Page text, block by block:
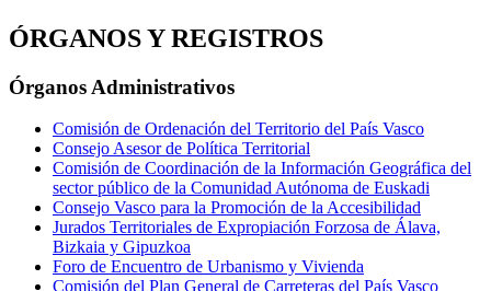
ÓRGANOS Y REGISTROS
Órganos Administrativos
Comisión de Ordenación del Territorio del País Vasco
Consejo Asesor de Política Territorial
Comisión de Coordinación de la Información Geográfica del
sector público de la Comunidad Autónoma de Euskadi
Consejo Vasco para la Promoción de la Accesibilidad
Jurados Territoriales de Expropiación Forzosa de Álava,
Bizkaia y Gipuzkoa
Foro de Encuentro de Urbanismo y Vivienda
Comisión del Plan General de Carreteras del País Vasco